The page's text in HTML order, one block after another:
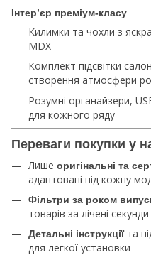
Інтер’єр преміум-класу
Килимки та чохли з
MDX
Комплект підсвітки
створення атмосфери
Розумні органайзери,
для кожного ряду
Переваги покупки у
Лише оригінальні та
адаптовані під кожну
Фільтри за роком
товарів за лічені секунди
Детальні інструкціїта
для легкої установки